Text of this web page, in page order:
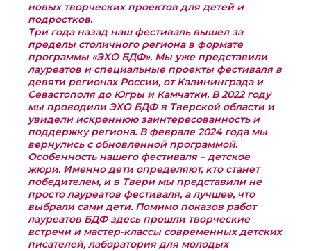
новых творческих проектов для детей и
подростков.
Три года назад наш фестиваль вышел за
пределы столичного региона в формате
программы «ЭХО БДФ». Мы уже представили
лауреатов и специальные проекты фестиваля в
девяти регионах России, от Калининграда и
Севастополя до Югры и Камчатки. В 2022 году
мы проводили ЭХО БДФ в Тверской области и
увидели искреннюю заинтересованность и
поддержку региона. В феврале 2024 года мы
вернулись с обновленной программой.
Особенность нашего фестиваля – детское
жюри. Именно дети определяют, кто станет
победителем, и в Твери мы представили не
просто лауреатов фестиваля, а лучшее, что
выбрали сами дети. Помимо показов работ
лауреатов БДФ здесь прошли творческие
встречи и мастер-классы современных детских
писателей, лаборатория для молодых